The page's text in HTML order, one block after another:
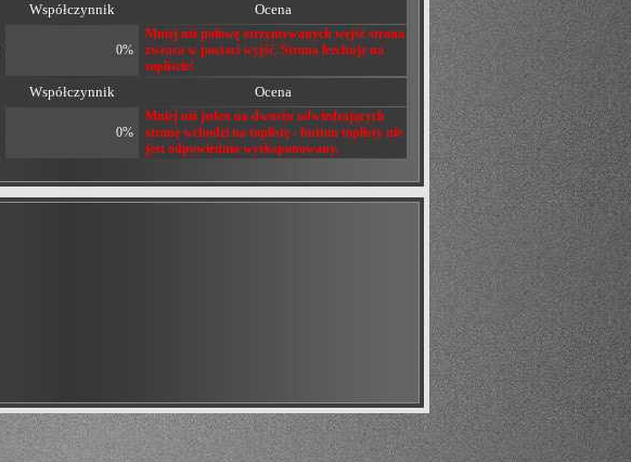
Współczynnik Ocena
0%
Mniej niż połowę otrzymywanych wejść strona
zwraca w postaci wyjść. Strona leechuje na
topliście!
Współczynnik Ocena
0%
Mniej niż jeden na dwustu odwiedzających
stronę wchodzi na toplistę - button toplisty nie
jest odpowiednio wyeksponowany.